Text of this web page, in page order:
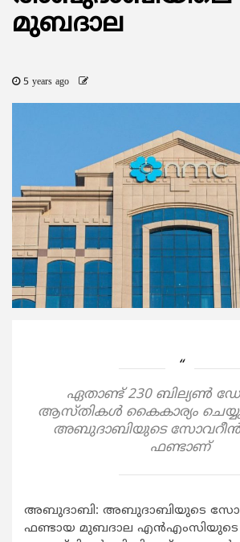
മുബദാല
5 years ago
ഏതാണ്ട് 230 ബില്യണ്‍
ആസ്തികള്‍ കൈകാര്യം
അബുദാബിയുടെ
ഫണ്ടാണ്
അബുദാബി: അബുദാബിയുടെ
ഫണ്ടായ മുബദാല എന്‍എംസിയുടെ